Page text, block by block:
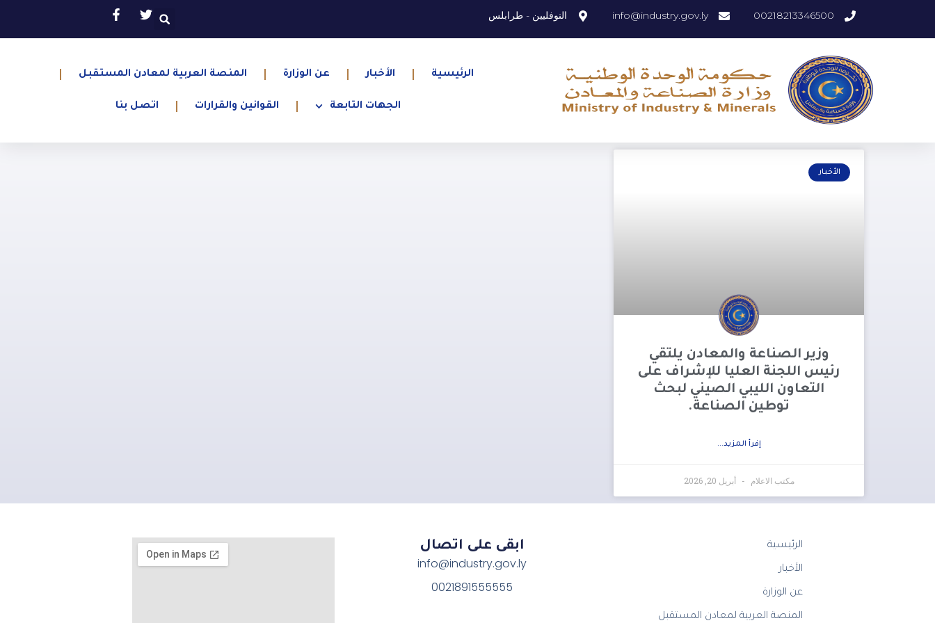
00218213346500
info@industry.gov.ly النوفليين - طرابلس
الرئيسية الأخبار عن الوزارة المنصة العربية لمعادن المستقبل
الجهات التابعة القوانين والقرارات اتصل بنا
الأخبار
وزير الصناعة والمعادن يلتقي
رئيس اللجنة العليا للإشراف على
التعاون الليبي الصيني لبحث
توطين الصناعة.
إفرأ المزيد...
مكتب الاعلام أبريل 20, 2026
الرئيسية
الأخبار
عن الوزارة
المنصة العربية لمعادن المستقبل
ابقى على اتصال
info@industry.gov.ly
0021891555555